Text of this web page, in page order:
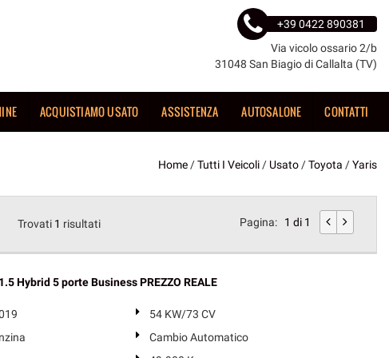
+39 0422 890381
Via vicolo ossario 2/b
31048 San Biagio di Callalta (TV)
ACQUISTIAMO USATO ASSISTENZA AUTOSALONE CONTATTI
Home /Tutti I Veicoli / Usato /Toyota /Yaris
Trovati 1 risultati Pagina: 1 di 1
Hybrid 5 porte Business PREZZO REALE
54 KW/73 CV
Cambio Automatico